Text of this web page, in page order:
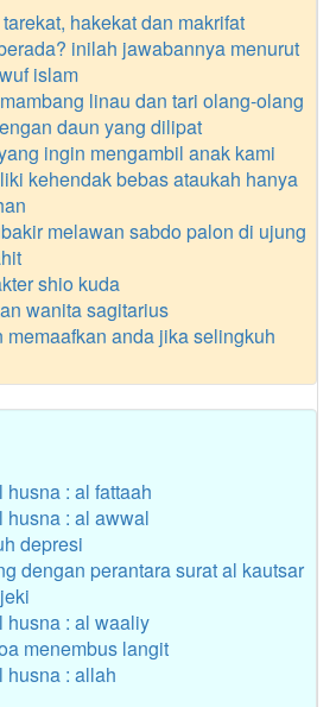
hakekat dan makrifat
inilah jawabannya menurut
islam
linau dan tari olang-olang
daun yang dilipat
ingin mengambil anak kami
kehendak bebas ataukah hanya
melawan sabdo palon di ujung
shio kuda
wanita sagitarius
memaafkan anda jika selingkuh
: al fattaah
husna : al awwal
depresi
dengan perantara surat al kautsar
husna : al waaliy
menembus langit
husna : allah